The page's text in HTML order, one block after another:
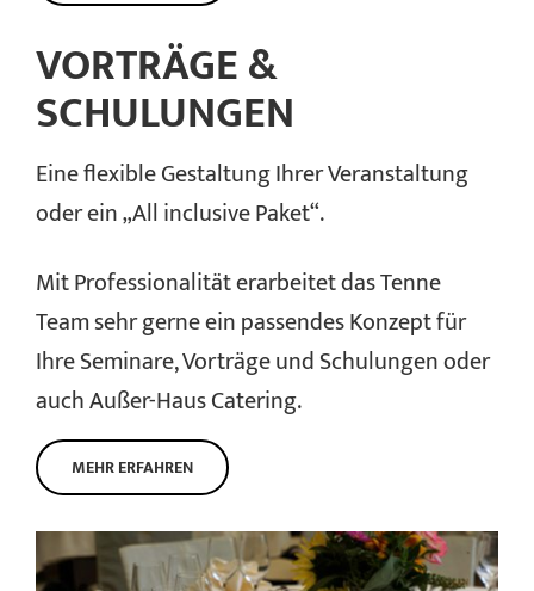
VORTRÄGE &
SCHULUNGEN
Eine flexible Gestaltung Ihrer Veranstaltung
oder ein „All inclusive Paket“.
Mit Professionalität erarbeitet das Tenne
Team sehr gerne ein passendes Konzept für
Ihre Seminare, Vorträge und Schulungen oder
auch Außer-Haus Catering.
MEHR ERFAHREN